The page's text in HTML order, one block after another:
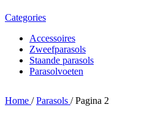
Categories
Accessoires
Zweefparasols
Staande parasols
Parasolvoeten
Home / Parasols / Pagina 2